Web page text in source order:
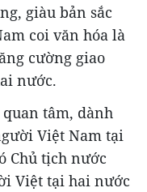
giàu bản sắc
coi văn hóa là
cường giao
nước.
tâm, dành
Việt Nam tại
Chủ tịch nước
Việt tại hai nước